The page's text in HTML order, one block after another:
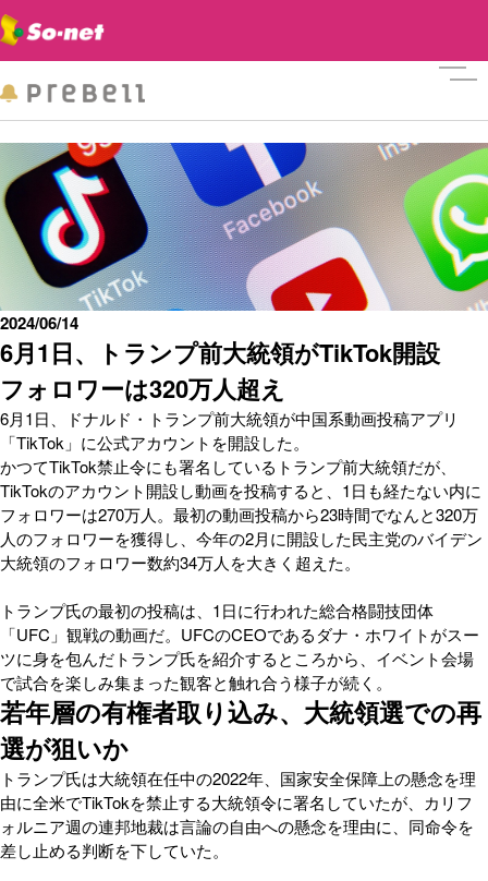
6月1日、トランプ前大統領がTikTok開設
フォロワーは320万人超え
2024/06/14
6月1日、ドナルド・トランプ前大統領が中国系動画投稿アプリ
「TikTok」に公式アカウントを開設した。
かつてTikTok禁止令にも署名しているトランプ前大統領だが、
TikTokのアカウント開設し動画を投稿すると、1日も経たない内に
フォロワーは270万人。最初の動画投稿から23時間でなんと320万
人のフォロワーを獲得し、今年の2月に開設した民主党のバイデン
大統領のフォロワー数約34万人を大きく超えた。
トランプ氏の最初の投稿は、1日に行われた総合格闘技団体
「UFC」観戦の動画だ。UFCのCEOであるダナ・ホワイトがスー
ツに身を包んだトランプ氏を紹介するところから、イベント会場
で試合を楽しみ集まった観客と触れ合う様子が続く。
若年層の有権者取り込み、大統領選での再
選が狙いか
トランプ氏は大統領在任中の2022年、国家安全保障上の懸念を理
由に全米でTikTokを禁止する大統領令に署名していたが、カリフ
ォルニア週の連邦地裁は言論の自由への懸念を理由に、同命令を
差し止める判断を下していた。